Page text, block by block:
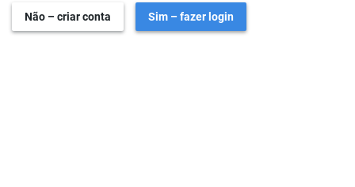
Não – criar conta Sim – fazer login